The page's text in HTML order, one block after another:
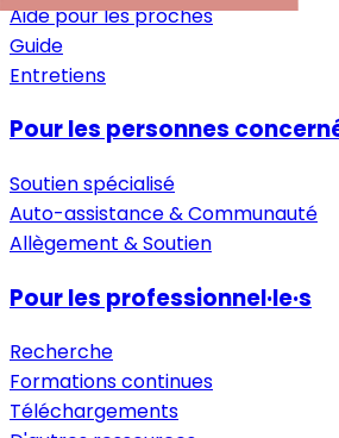
Aide pour les proches
Guide
Entretiens
Pour les personnes
Soutien spécialisé
Auto-assistance & Communauté
Allègement & Soutien
Pour les professionnel·le·s
Recherche
Formations continues
Téléchargements